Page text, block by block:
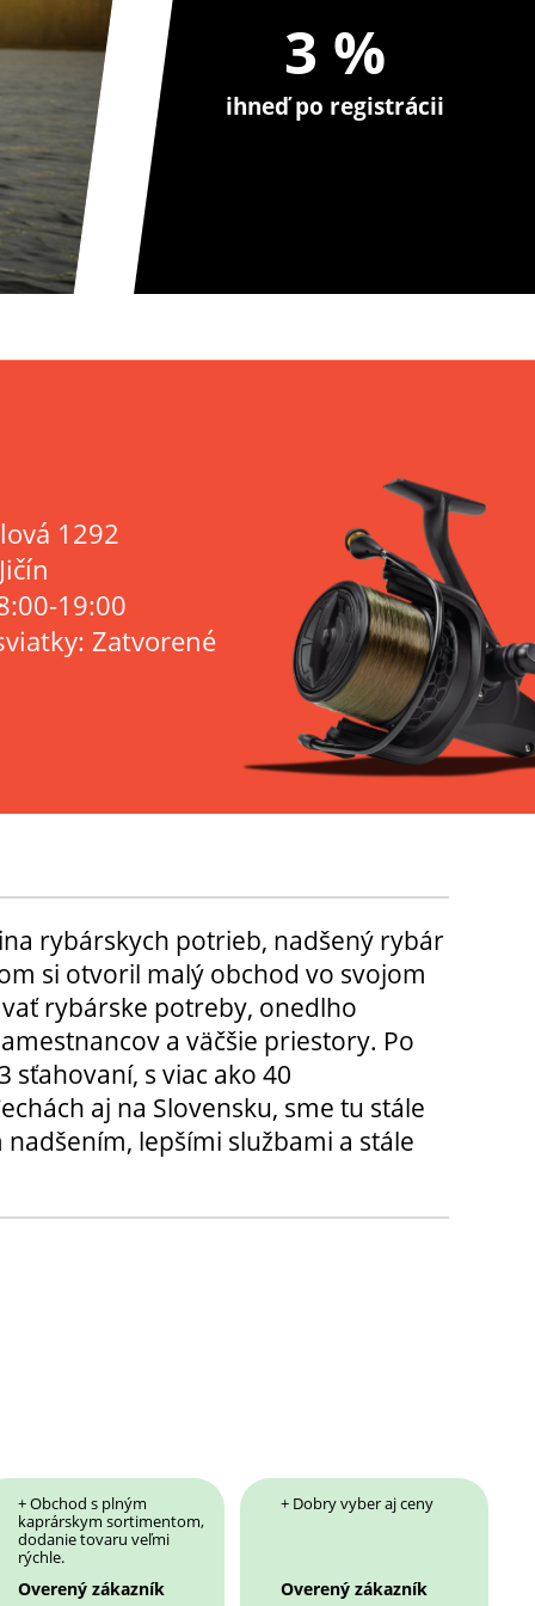
3 %
ihneď po registrácii
1292
19:00
Zatvorené
rybárskych potrieb, nadšený rybár
si otvoril malý obchod vo svojom
rybárske potreby, onedlho
a väčšie priestory. Po
sťahovaní, s viac ako 40
aj na Slovensku, sme tu stále
lepšími službami a stále
+ Obchod s plným
kaprárskym sortimentom,
dodanie tovaru veľmi
rýchle.
Overený zákazník
+ Dobry vyber aj ceny
Overený zákazník